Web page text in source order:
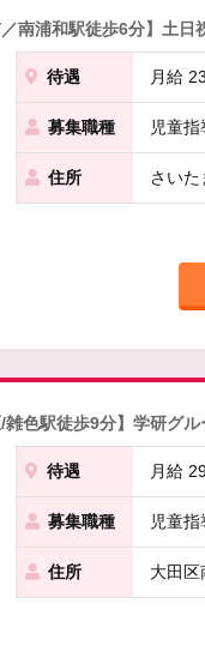
南浦和駅徒歩6分】土
待遇 月給
募集職種 児童指
住所 さい
色駅徒歩9分】学研グ
待遇 月給
募集職種 児童指
住所 大田区